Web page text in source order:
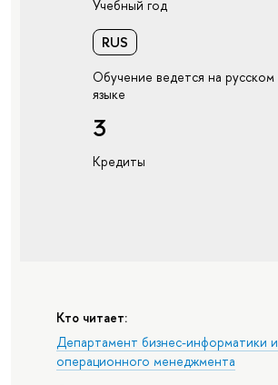
Учебный год
RUS
Обучение ведется на русском
языке
3
Кредиты
Кто читает:
Департамент бизнес-информатики и
операционного менеджмента